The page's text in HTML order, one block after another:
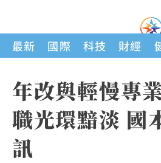
最新 國際 科技 財經
年改與輕慢專
職光環黯淡 國
訊